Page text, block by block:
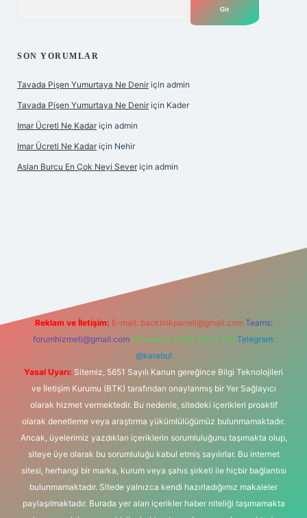
SON YORUMLAR
Tavada Pişen Yumurtaya Ne Denir için admin
Tavada Pişen Yumurtaya Ne Denir için Kader
Imar Ücreti Ne Kadar için admin
Imar Ücreti Ne Kadar için Nehir
Aslan Burcu En Çok Neyi Sever için admin
elexbetgiris.org
Reklam ve İletişim: E-mail: backlinkpaneli@gmail.com Teams:
forumhizmeti@gmail.com Whatsapp: 0262 606 0 726 Telegram:
@karabul
Yasal Uyarı: Sitemiz, 5651 Sayılı Kanun gereğince Bilgi Teknolojileri
ve İletişim Kurumu (BTK) tarafından onaylanmış bir Yer Sağlayıcı
olarak hizmet vermektedir. Bu nedenle, sitedeki içerikleri proaktif
olarak denetleme veya araştırma yükümlülüğümüz bulunmamaktadır.
Ancak, üyelerimiz yazdıkları içeriklerin sorumluluğunu taşımakta olup,
siteye üye olarak bu sorumluluğu kabul etmiş sayılırlar. Bu internet
sitesi, herhangi bir marka, kurum veya şahıs şirketi ile hiçbir bağlantısı
bulunmamaktadır. Sitede yalnızca kendi hazırladığımız makaleler
paylaşılmaktadır. Burada yer alan içerikler haber niteliği taşımamakta